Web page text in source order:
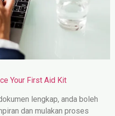
Your First Aid Kit
lengkap, anda boleh
dan mulakan proses